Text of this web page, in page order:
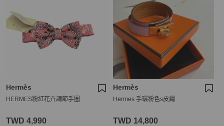
Hermès
HERMES粉紅花卉調節手圈
TWD 4,990
Hermès
Hermes 手環粉色s皮繩
TWD 14,800